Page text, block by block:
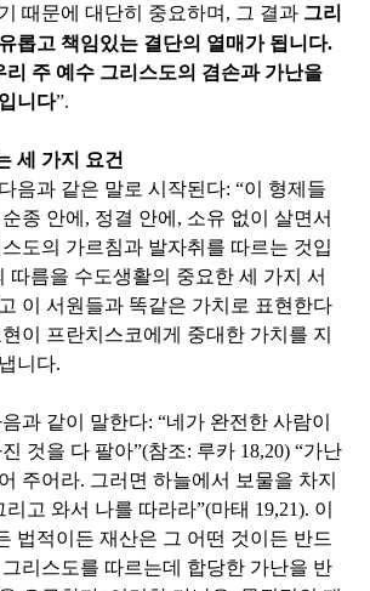
때문에 대단히 중요하며 , 그 결과 그리
롭고 책임있는 결단의 열매가 됩니다.
리 주 예수 그리스도의 겸손과 가난을
니다”.
세 가지 요건
음과 같은 말로 시작된다: “이 형제들
종 안에 , 정결 안에 , 소유 없이 살면서
도의 가르침과 발자취를 따르는 것입
따름을 수도생활의 중요한 세 가지 서
이 서원들과 똑같은 가치로 표현한다
이 프란치스코에게 중대한 가치를 지
니다.
과 같이 말한다: “네가 완전한 사람이
것을 다 팔아”(참조: 루카 18,20) “가난
주어라. 그러면 하늘에서 보물을 차지
리고 와서 나를 따라라”(마태 19,21). 이
법적이든 재산은 그 어떤 것이든 반드
리스도를 따르는데 합당한 가난을 반